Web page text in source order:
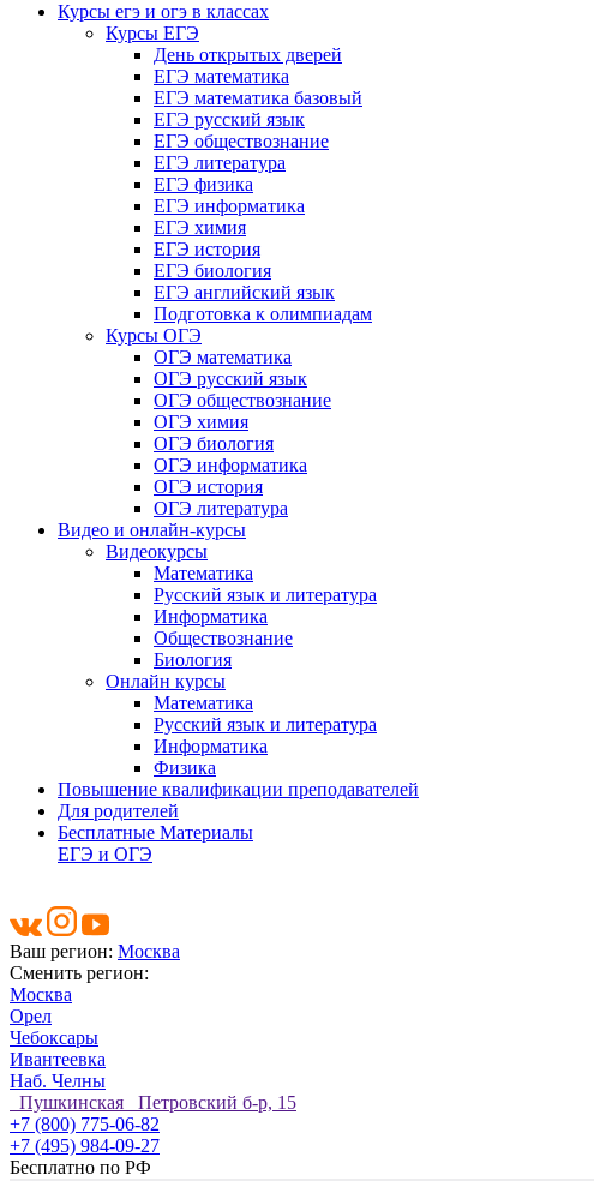
Курсы егэ и огэ в классах
Курсы ЕГЭ
День открытых дверей
ЕГЭ математика
ЕГЭ математика базовый
ЕГЭ русский язык
ЕГЭ обществознание
ЕГЭ литература
ЕГЭ физика
ЕГЭ информатика
ЕГЭ химия
ЕГЭ история
ЕГЭ биология
ЕГЭ английский язык
Подготовка к олимпиадам
Курсы ОГЭ
ОГЭ математика
ОГЭ русский язык
ОГЭ обществознание
ОГЭ химия
ОГЭ биология
ОГЭ информатика
ОГЭ история
ОГЭ литература
Видео и онлайн-курсы
Видеокурсы
Математика
Русский язык и литература
Информатика
Обществознание
Биология
Онлайн курсы
Математика
Русский язык и литература
Информатика
Физика
Повышение квалификации преподавателей
Для родителей
Бесплатные Материалы
ЕГЭ и ОГЭ
Ваш регион: Москва
Сменить регион:
Москва
Орел
Чебоксары
Ивантеевка
Наб. Челны
Пушкинская Петровский б-р, 15
+7 (800) 775-06-82
+7 (495) 984-09-27
Бесплатно по РФ